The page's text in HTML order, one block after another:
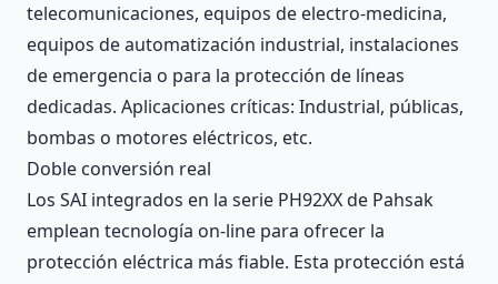
telecomunicaciones, equipos de electro-medicina,
equipos de automatización industrial, instalaciones
de emergencia o para la protección de líneas
dedicadas. Aplicaciones críticas: Industrial, públicas,
bombas o motores eléctricos, etc.
Doble conversión real
Los SAI integrados en la serie PH92XX de Pahsak
emplean tecnología on-line para ofrecer la
protección eléctrica más fiable. Esta protección está